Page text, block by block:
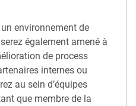
environnement de
également amené à
de process
internes ou
au sein d’équipes
que membre de la